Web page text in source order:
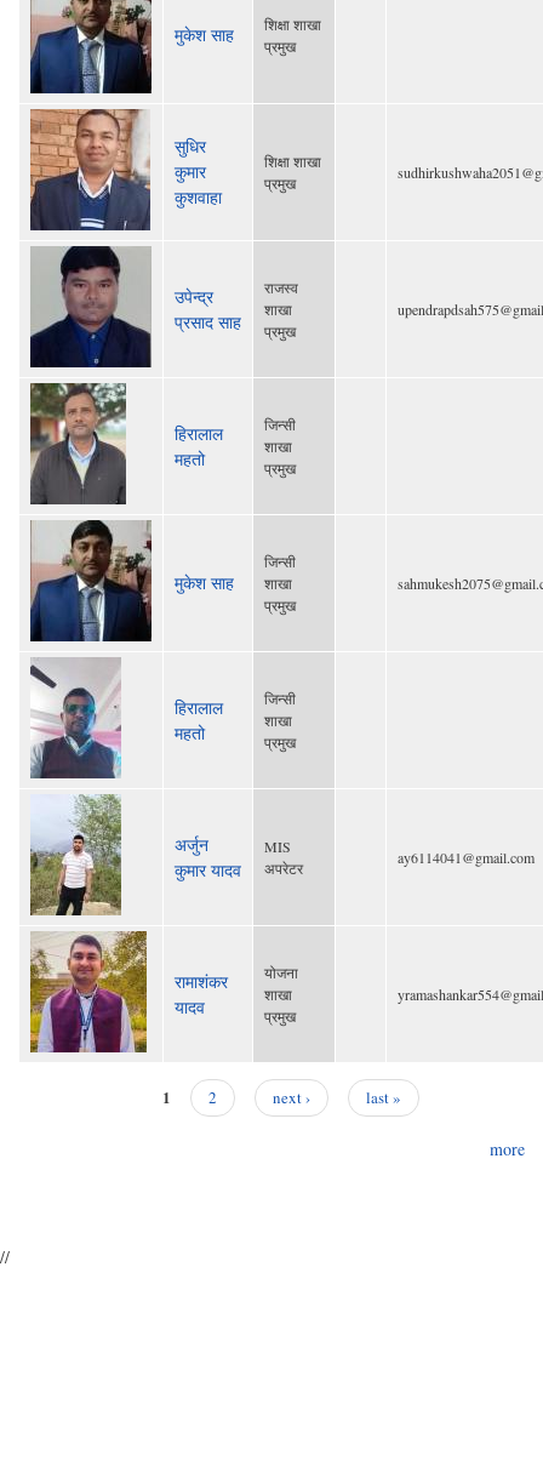
मुकेश साह
शिक्षा शाखा
प्रमुख
सुधिर
कुमार
कुशवाहा
शिक्षा शाखा
प्रमुख
उपेन्द्र
प्रसाद साह
राजस्व
शाखा
प्रमुख
हिरालाल
महतो
जिन्सी
शाखा
प्रमुख
मुकेश साह
जिन्सी
शाखा
प्रमुख
हिरालाल
महतो
जिन्सी
शाखा
प्रमुख
अर्जुन
कुमार यादव
MIS
अपरेटर
ay6114041@gmail.com
रामाशंकर
यादव
योजना
शाखा
प्रमुख
1 2 next › last »
more
//